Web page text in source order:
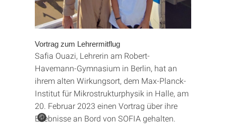
©
Vortrag zum Lehrermitflug
Safia Ouazi, Lehrerin am Robert-
Havemann-Gymnasium in Berlin, hat an
ihrem alten Wirkungsort, dem Max-Planck-
Institut für Mikrostrukturphysik in Halle, am
20. Februar 2023 einen Vortrag über ihre
Erlebnisse an Bord von SOFIA gehalten.